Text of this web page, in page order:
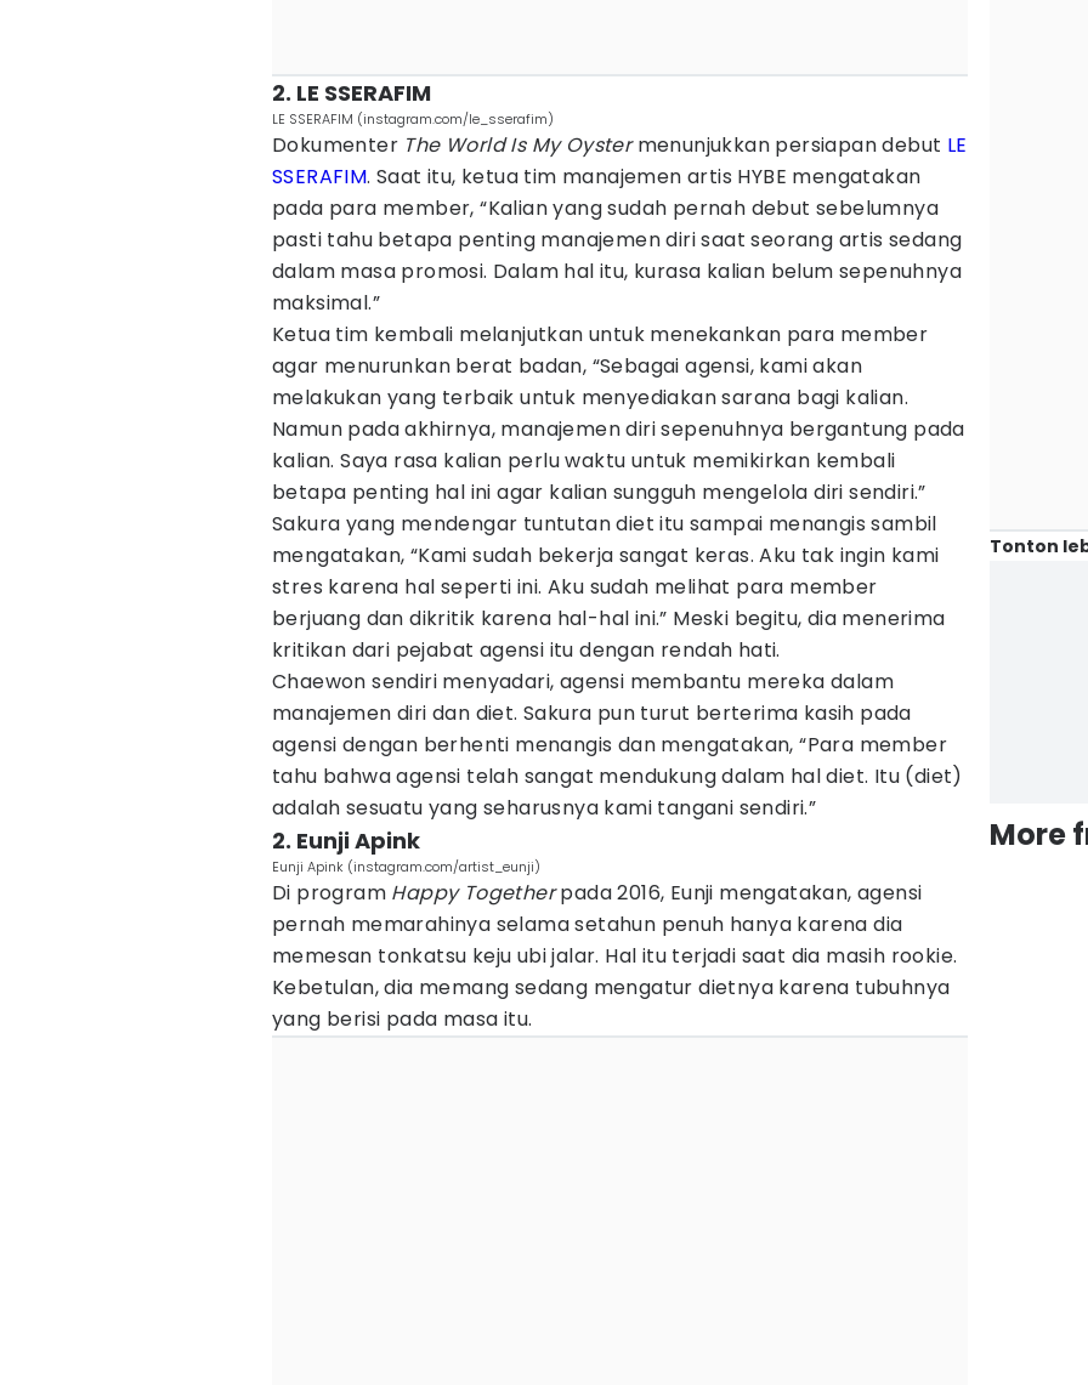
2. LE SSERAFIM
LE SSERAFIM (instagram.com/le_sserafim)
Dokumenter The World Is My Oystermenunjukkan persiapan debut LE
SSERAFIM. Saat itu, ketua tim manajemen artis HYBE mengatakan
pada para member, “Kalian yang sudah pernah debut sebelumnya
pasti tahu betapa penting manajemen diri saat seorang artis sedang
dalam masa promosi. Dalam hal itu, kurasa kalian belum sepenuhnya
maksimal.”
Ketua tim kembali melanjutkan untuk menekankan para member
agar menurunkan berat badan, “Sebagai agensi, kami akan
melakukan yang terbaik untuk menyediakan sarana bagi kalian.
Namun pada akhirnya, manajemen diri sepenuhnya bergantung pada
kalian. Saya rasa kalian perlu waktu untuk memikirkan kembali
betapa penting hal ini agar kalian sungguh mengelola diri sendiri.”
Sakura yang mendengar tuntutan diet itu sampai menangis sambil
mengatakan, “Kami sudah bekerja sangat keras. Aku tak ingin kami
stres karena hal seperti ini. Aku sudah melihat para member
berjuang dan dikritik karena hal-hal ini.” Meski begitu, dia menerima
kritikan dari pejabat agensi itu dengan rendah hati.
Chaewon sendiri menyadari, agensi membantu mereka dalam
manajemen diri dan diet. Sakura pun turut berterima kasih pada
agensi dengan berhenti menangis dan mengatakan, “Para member
tahu bahwa agensi telah sangat mendukung dalam hal diet. Itu (diet)
adalah sesuatu yang seharusnya kami tangani sendiri.”
2. Eunji Apink
Eunji Apink (instagram.com/artist_eunji)
Di program Happy Togetherpada 2016, Eunji mengatakan, agensi
pernah memarahinya selama setahun penuh hanya karena dia
memesan tonkatsu keju ubi jalar. Hal itu terjadi saat dia masih rookie.
Kebetulan, dia memang sedang mengatur dietnya karena tubuhnya
yang berisi pada masa itu.
Tonton
More